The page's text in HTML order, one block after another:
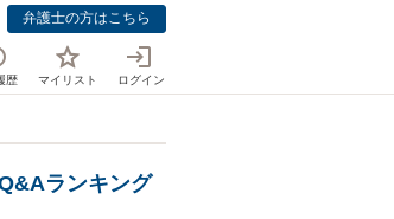
弁護士の方はこちら
歴 マイリスト ログイン
ランキング